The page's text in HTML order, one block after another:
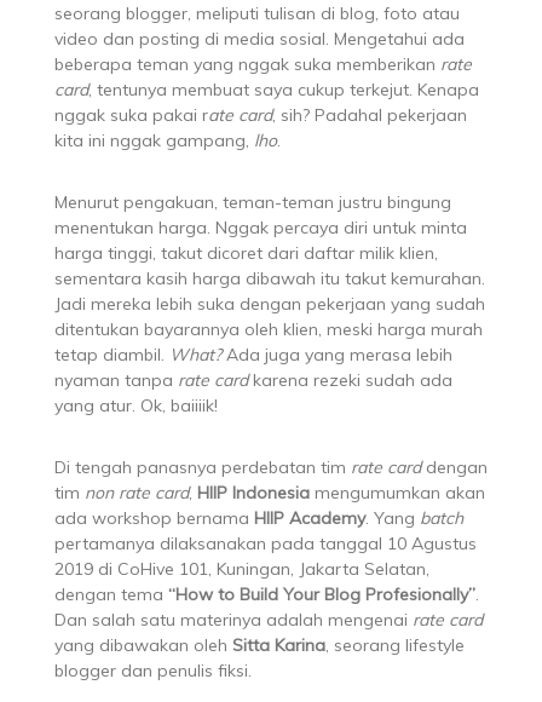
seorang blogger, meliputi tulisan di blog, foto atau
video dan posting di media sosial. Mengetahui ada
beberapa teman yang nggak suka memberikan rate
card, tentunya membuat saya cukup terkejut. Kenapa
nggak suka pakai rate card, sih? Padahal pekerjaan
kita ini nggak gampang, lho.
Menurut pengakuan, teman-teman justru bingung
menentukan harga. Nggak percaya diri untuk minta
harga tinggi, takut dicoret dari daftar milik klien,
sementara kasih harga dibawah itu takut kemurahan.
Jadi mereka lebih suka dengan pekerjaan yang sudah
ditentukan bayarannya oleh klien, meski harga murah
tetap diambil.
What?Ada juga yang merasa lebih
nyaman tanpa rate cardkarena rezeki sudah ada
yang atur. Ok, baiiiik!
Di tengah panasnya perdebatan tim rate carddengan
tim non rate card, HIIP Indonesiamengumumkan akan
ada workshop bernama HIIP Academy. Yang batch
pertamanya dilaksanakan pada tanggal 10 Agustus
2019 di CoHive 101, Kuningan, Jakarta Selatan,
dengan tema “How to Build Your Blog Profesionally”.
Dan salah satu materinya adalah mengenai rate card
yang dibawakan oleh Sitta Karina, seorang lifestyle
blogger dan penulis fiksi.